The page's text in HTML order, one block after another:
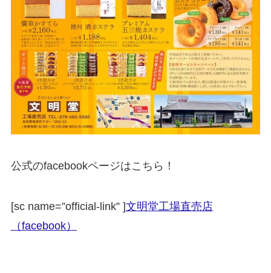
公式のfacebookページはこちら！
[sc name=”official-link” ]文明堂工場直売店
（facebook）